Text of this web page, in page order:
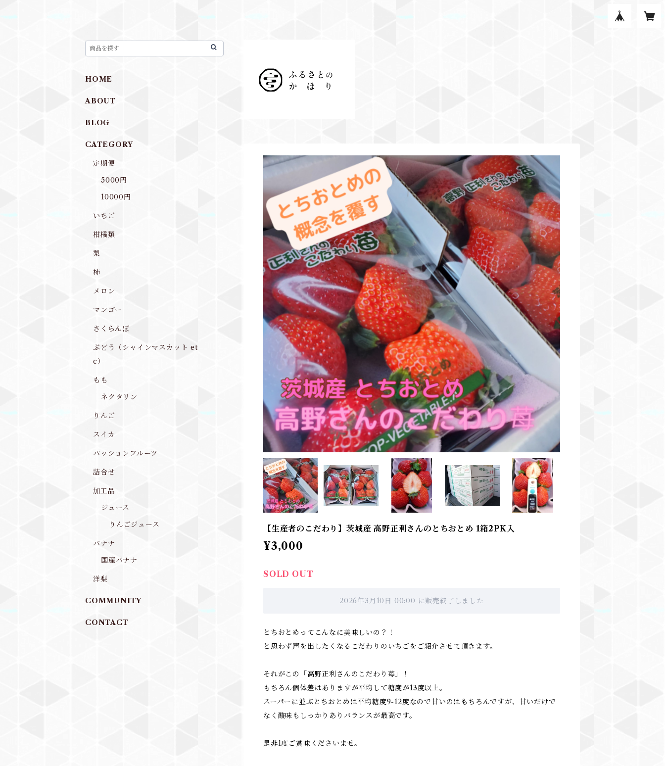
【生産者のこだわり】茨城産 高野正利さんのとちおとめ 1箱2PK入
¥3,000
SOLD OUT
2026年3月10日 00:00 に販売終了しました
とちおとめってこんなに美味しいの？！
と思わず声を出したくなるこだわりのいちごをご紹介させて頂きます。
それがこの「高野正利さんのこだわり苺」！
もちろん個体差はありますが平均して糖度が13度以上。
スーパーに並ぶとちおとめは平均糖度9-12度なので甘いのはもちろんですが、甘いだけで
なく酸味もしっかりありバランスが最高です。
是非1度ご賞味くださいませ。
HOME
ABOUT
BLOG
CATEGORY
定期便
5000円
10000円
いちご
柑橘類
梨
柿
メロン
マンゴー
さくらんぼ
ぶどう（シャインマスカット et
c）
もも
ネクタリン
りんご
スイカ
パッションフルーツ
詰合せ
加工品
ジュース
りんごジュース
バナナ
国産バナナ
洋梨
COMMUNITY
CONTACT